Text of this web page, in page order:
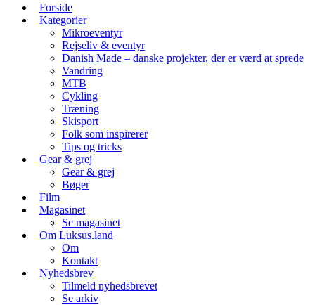
Forside
Kategorier
Mikroeventyr
Rejseliv & eventyr
Danish Made – danske projekter, der er værd at sprede
Vandring
MTB
Cykling
Træning
Skisport
Folk som inspirerer
Tips og tricks
Gear & grej
Gear & grej
Bøger
Film
Magasinet
Se magasinet
Om Luksus.land
Om
Kontakt
Nyhedsbrev
Tilmeld nyhedsbrevet
Se arkiv